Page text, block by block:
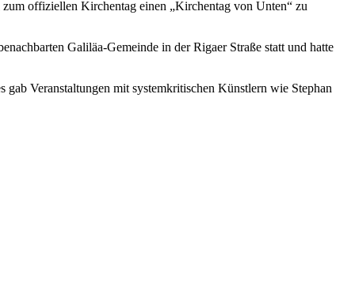
offiziellen Kirchentag einen „Kirchentag von Unten“ zu
Galiläa-Gemeinde in der Rigaer Straße statt und hatte
Veranstaltungen mit systemkritischen Künstlern wie Stephan